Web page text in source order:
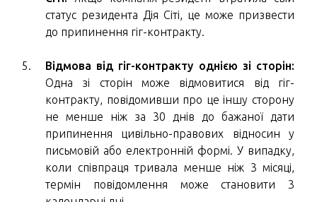
статус резидента Дія Сіті, це може призвести
до припинення гіг-контракту.
Відмова від гіг-контракту однією зі сторін:
Одна зі сторін може відмовитися від гіг-
контракту, повідомивши про це іншу сторону
не менше ніж за 30 днів до бажаної дати
припинення цивільно-правових відносин у
письмовій або електронній формі. У випадку,
коли співпраця тривала менше ніж 3 місяці,
термін повідомлення може становити 3